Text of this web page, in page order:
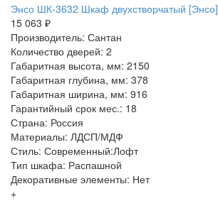
Энсо ШК-3632 Шкаф двухстворчатый [Энсо]
15 063 ₽
Производитель: Сантан
Количество дверей: 2
Габаритная высота, мм: 2150
Габаритная глубина, мм: 378
Габаритная ширина, мм: 916
Гарантийный срок мес.: 18
Страна: Россия
Материалы: ЛДСП/МДФ
Стиль: Современный:Лофт
Тип шкафа: Распашной
Декоративные элементы: Нет
+